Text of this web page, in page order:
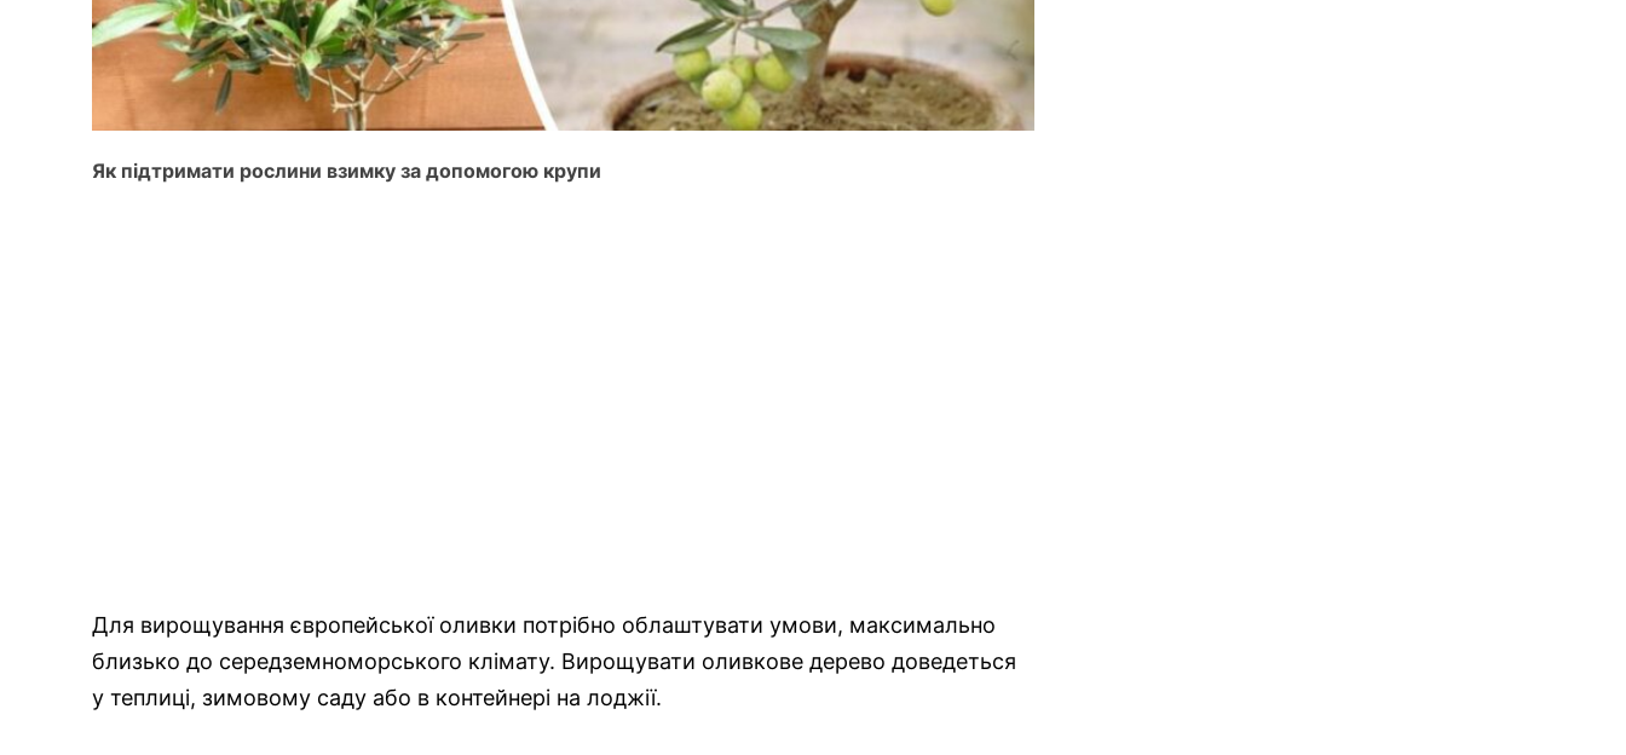
Як підтримати рослини взимку за допомогою крупи
Для вирощування європейської оливки потрібно облаштувати умови, максимально
близько до середземноморського клімату. Вирощувати оливкове дерево доведеться
у теплиці, зимовому саду або в контейнері на лоджії.